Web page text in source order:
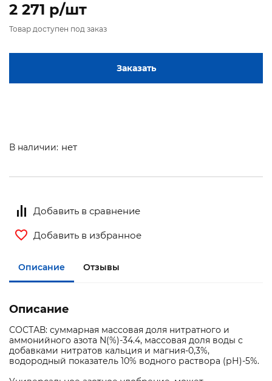
2 271 p/шт
Товар доступен под заказ
Заказать
В наличии: нет
Добавить в сравнение
Добавить в избранное
Описание Отзывы
Описание
СОСТАВ: суммарная массовая доля нитратного и
аммонийного азота N(%)-34.4, массовая доля воды с
добавками нитратов кальция и магния-0,3%,
водородный показатель 10% водного раствора (рН)-5%.